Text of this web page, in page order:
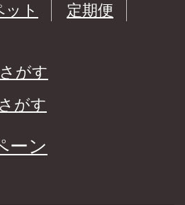
ト
定期便
がす
がす
ーン